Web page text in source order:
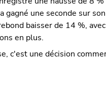
gagné une seconde sur
baisser de 14 %,
en plus.
c'est une décision